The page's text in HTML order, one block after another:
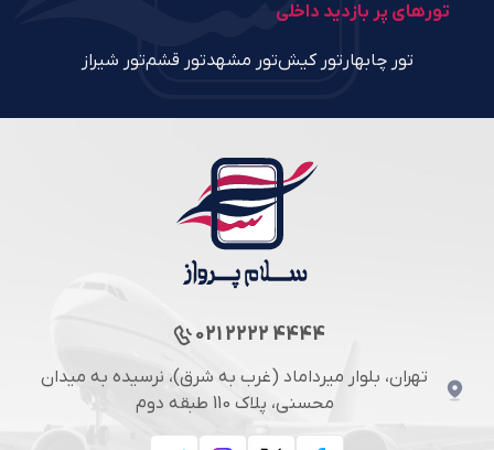
تورهای پر بازدید داخلی
تور چابهار تور کیشتور مشهدتور قشمتور شیراز
021 2222 4444
تهران، بلوار میرداماد (غرب به شرق)، نرسیده به میدان
محسنی، پلاک 110 طبقه دوم